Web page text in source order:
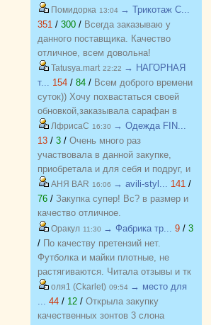
Помидорка 13:04 → Трикотаж C...
351 / 300 / Всегда заказываю у
данного поставщика. Качество
отличное, всем довольна!
Tatusya.mart 22:22 → НАГОРНАЯ
т... 154 / 84 / Всем доброго времени
суток)) Хочу похвастаться своей
обновкой,заказывала сарафан в
закупке (Нагорная трикотаж) и
осталась в полном восторге от
качества)) Соответствие
размерности и качество Выше
всяких похвал))
ЛфрисаС 16:30 → Одежда FIN...
13 / 3 / Очень много раз
участвовала в данной закупке,
приобретала и для себя и подруг, и
джинсы, и джемпера, и платья, и
блузки, вещи качественные,
соответствуют размеру и
описанию, организатор умничка
всегда оперативно отвечает, с
удовольствием буду участвовать
еще!
АНЯ BAR 16:06 → avili-styl... 141 /
76 / Закупка супер! Вс? в размер и
качество отличное.
Оракул 11:30 → Фабрика тр... 9 / 3
/ По качеству претензий нет.
Футболка и майки плотные, не
растягиваются. Читала отзывы и тк
люблю не в облипку вещи, на свой
46р-р заказала все вещи 48, все
равно получилось в облипку, и на
оля1 (Ckarlet) 09:54 → место для
... 44 / 12 / Открыла закупку
качественных зонтов 3 слона